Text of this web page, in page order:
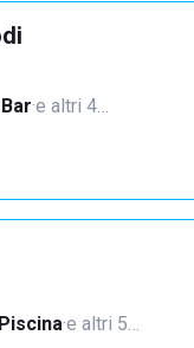
Bar·e altri 4…
Piscina·e altri 5…